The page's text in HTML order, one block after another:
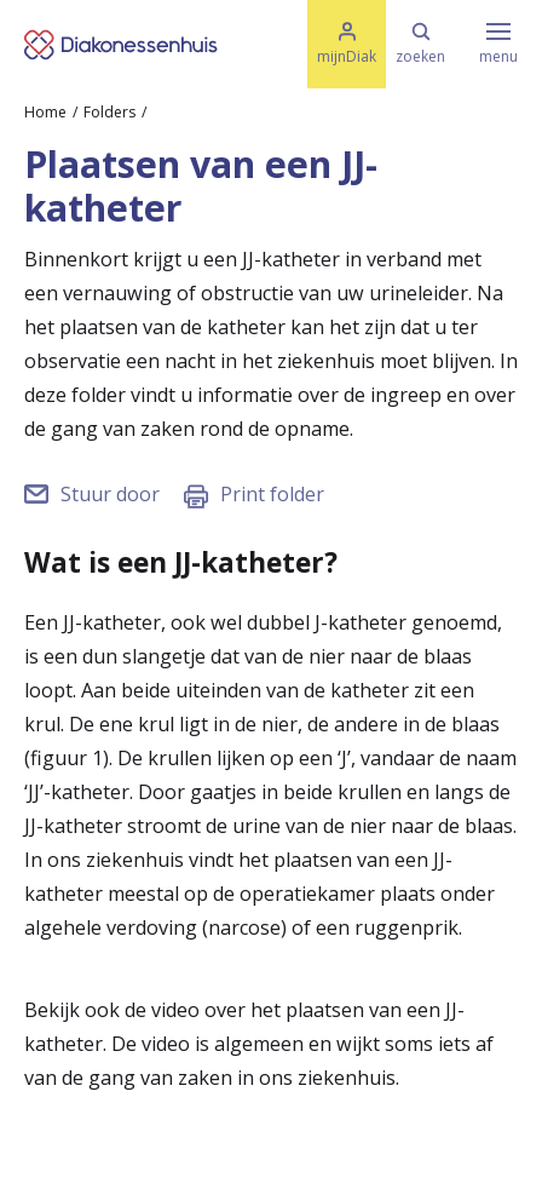
mijnDiak zoeken
M
e
menu
Ziektes & Aandoeningen
Uw bezoek
Translate
Zorgverleners
Home Folders
Plaatsen van een JJ-
katheter
Binnenkort krijgt u een JJ-katheter in verband met
een vernauwing of obstructie van uw urineleider. Na
het plaatsen van de katheter kan het zijn dat u ter
observatie een nacht in het ziekenhuis moet blijven. In
deze folder vindt u informatie over de ingreep en over
de gang van zaken rond de opname.
Stuur door Print folder
Wat is een JJ-katheter?
Een JJ-katheter, ook wel dubbel J-katheter genoemd,
is een dun slangetje dat van de nier naar de blaas
loopt. Aan beide uiteinden van de katheter zit een
krul. De ene krul ligt in de nier, de andere in de blaas
(figuur 1). De krullen lijken op een ‘J’, vandaar de naam
‘JJ’-katheter. Door gaatjes in beide krullen en langs de
JJ-katheter stroomt de urine van de nier naar de blaas.
In ons ziekenhuis vindt het plaatsen van een JJ-
katheter meestal op de operatiekamer plaats onder
algehele verdoving (narcose) of een ruggenprik.
Bekijk ook de video over het plaatsen van een JJ-
katheter. De video is algemeen en wijkt soms iets af
van de gang van zaken in ons ziekenhuis.